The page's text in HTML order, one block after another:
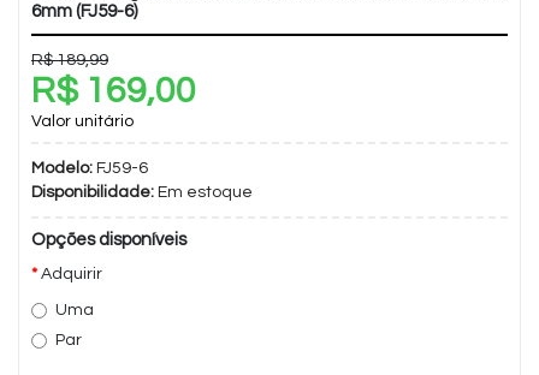
6mm (FJ59-6)
R$ 189,99
R$ 169,00
Valor unitário
Modelo: FJ59-6
Disponibilidade: Em estoque
Opções disponíveis
Adquirir
Uma
Par